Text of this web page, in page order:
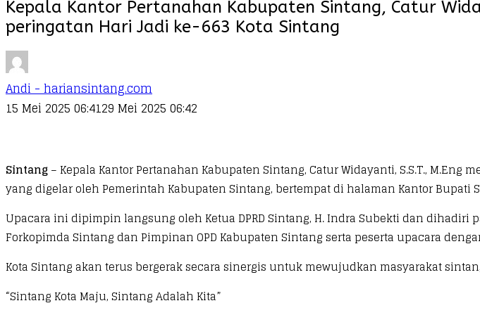
Kepala Kantor Pertanahan Kabupaten Sintang, Catur
peringatan Hari Jadi ke-663 Kota Sintang
Andi - hariansintang.com
15 Mei 2025 06:4129 Mei 2025 06:42
Sintang– Kepala Kantor Pertanahan Kabupaten Sintang, Catur Widayanti, S.S.T.,
yang digelar oleh Pemerintah Kabupaten Sintang, bertempat di halaman Kantor Bupati
Upacara ini dipimpin langsung oleh Ketua DPRD Sintang, H. Indra Subekti dan dihadiri
Forkopimda Sintang dan Pimpinan OPD Kabupaten Sintang serta peserta upacara
Kota Sintang akan terus bergerak secara sinergis untuk mewujudkan masyarakat
“Sintang Kota Maju, Sintang Adalah Kita”